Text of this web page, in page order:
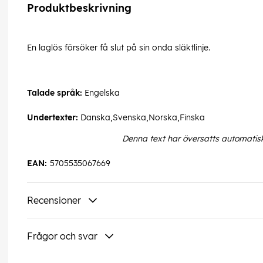
Produktbeskrivning
En laglös försöker få slut på sin onda släktlinje.
Talade språk: Engelska
Undertexter: Danska,Svenska,Norska,Finska
Denna text har översatts
5705535067669
EAN:
Recensioner
Frågor och svar